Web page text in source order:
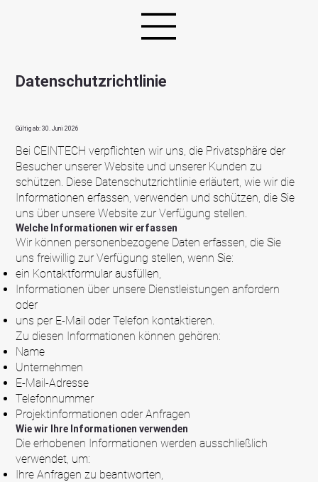
Datenschutzrichtlinie
Gültig ab: 30. Juni 2026
Bei CEINTECH verpflichten wir uns, die Privatsphäre der
Besucher unserer Website und unserer Kunden zu
schützen. Diese Datenschutzrichtlinie erläutert, wie wir die
Informationen erfassen, verwenden und schützen, die Sie
uns über unsere Website zur Verfügung stellen.
Welche Informationen wir erfassen
Wir können personenbezogene Daten erfassen, die Sie
uns freiwillig zur Verfügung stellen, wenn Sie:
ein Kontaktformular ausfüllen,
Informationen über unsere Dienstleistungen anfordern
oder
uns per E-Mail oder Telefon kontaktieren.
Zu diesen Informationen können gehören:
Name
Unternehmen
E-Mail-Adresse
Telefonnummer
Projektinformationen oder Anfragen
Wie wir Ihre Informationen verwenden
Die erhobenen Informationen werden ausschließlich
verwendet, um:
Ihre Anfragen zu beantworten,